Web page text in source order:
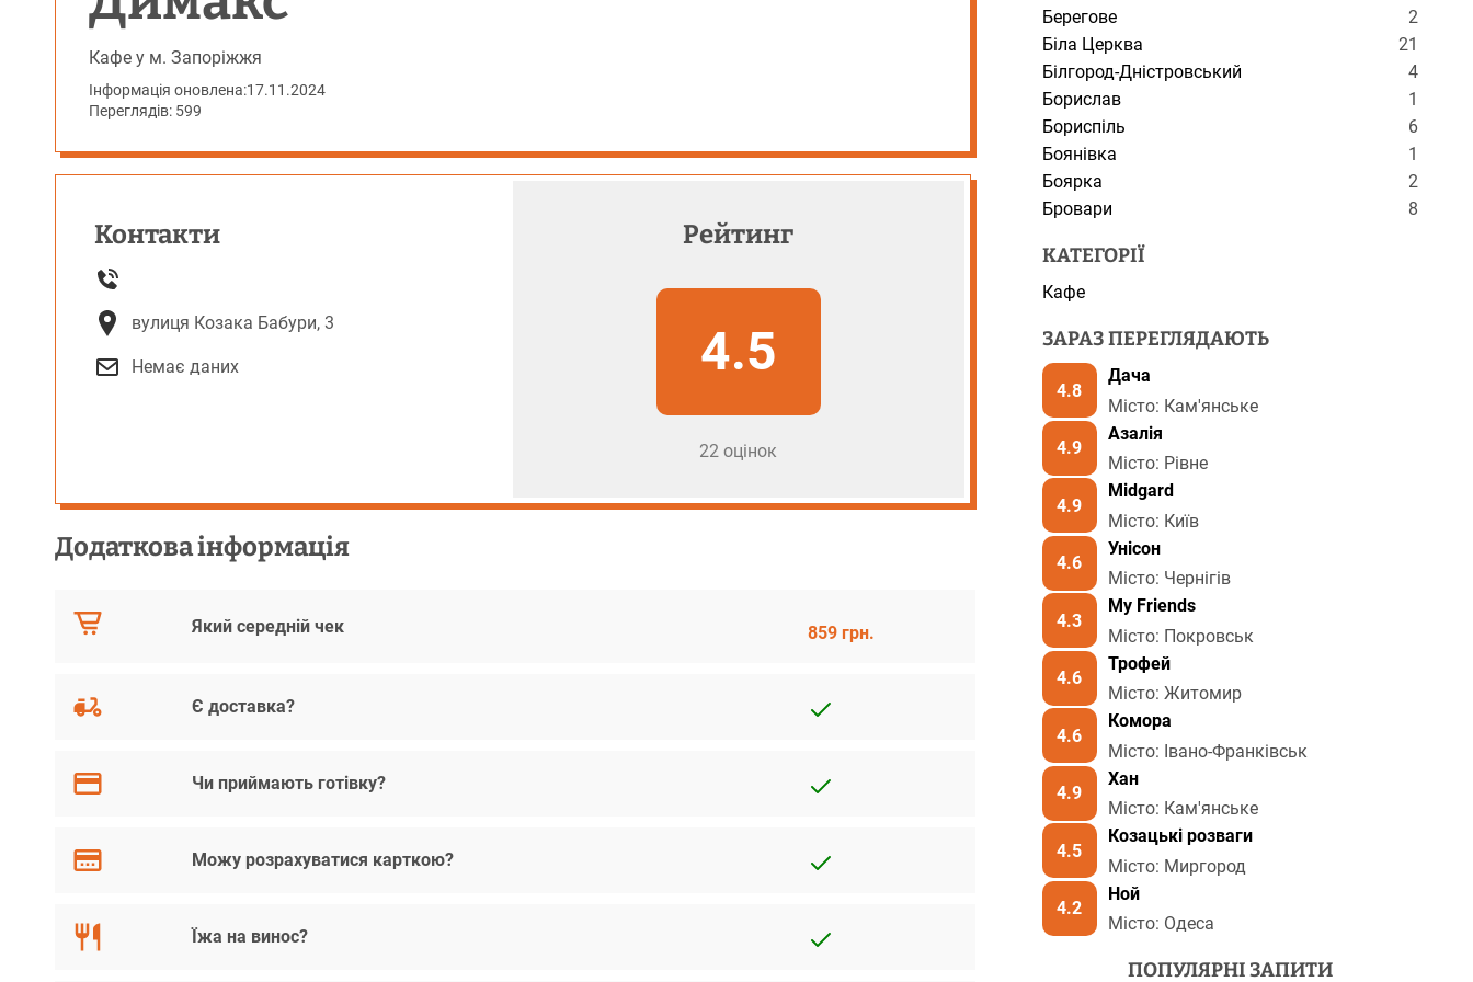
Кафе у м. Запоріжжя
Інформація оновлена:17.11.2024
Переглядів: 599
Контакти
вулиця Козака Бабури, 3
Немає даних
Рейтинг
4.5
22 оцінок
Додаткова інформація
Який середній чек 859 грн.
Є доставка?
Чи приймають готівку?
Можу розрахуватися карткою?
Їжа на винос?
Берегове
2
Біла Церква
21
Білгород-Дністровський
4
Борислав
1
Бориспіль
6
Боянівка
1
Боярка
2
Бровари
8
КАТЕГОРІЇ
Кафе
ЗАРАЗ ПЕРЕГЛЯДАЮТЬ
4.8
Дача
Місто: Кам'янське
4.9
Азалія
Місто: Рівне
4.9
Midgard
Місто: Київ
4.6
Унісон
Місто: Чернігів
4.3
My Friends
Місто: Покровськ
4.6
Трофей
Місто: Житомир
4.6
Комора
Місто: Івано-Франківськ
4.9
Хан
Місто: Кам'янське
4.5
Козацькі розваги
Місто: Миргород
4.2
Ной
Місто: Одеса
ПОПУЛЯРНІ ЗАПИТИ